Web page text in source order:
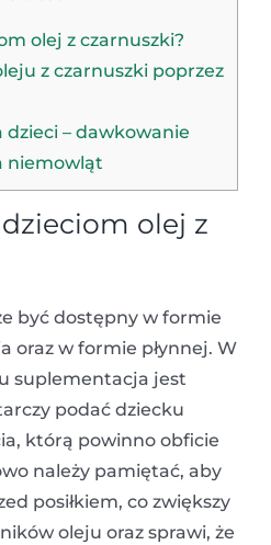
olej z czarnuszki?
z czarnuszki poprzez
dzieci – dawkowanie
niemowląt
olej z
być dostępny w formie
oraz w formie płynnej. W
suplementacja jest
podać dziecku
którą powinno obficie
należy pamiętać, aby
posiłkiem, co zwiększy
oleju oraz sprawi, że